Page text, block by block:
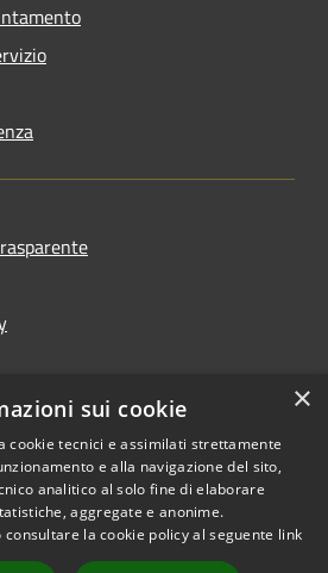
Copyright © 2026 • Città di
Messina • Powered by
×
sui cookie
cookie tecnici e assimilati strettamente
e alla navigazione del sito,
analitico al solo fine di elaborare
aggregate e anonime.
la cookie policy al seguente link